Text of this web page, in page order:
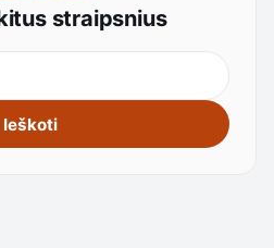
straipsnius
Ieškoti